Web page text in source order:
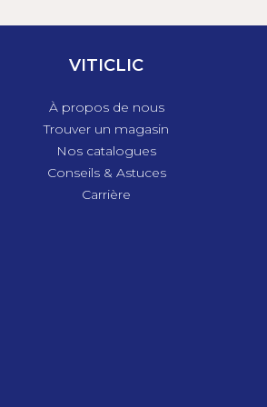
VITICLIC
À propos de nous
Trouver un magasin
Nos catalogues
Conseils & Astuces
Carrière